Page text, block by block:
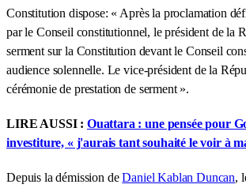
Constitution dispose: « Après la proclamation
par le Conseil constitutionnel, le président de la
serment sur la Constitution devant le Conseil
audience solennelle. Le vice-président de la
cérémonie de prestation de serment ».
LIRE AUSSI : Ouattara : une pensée pour
investiture, « j'aurais tant souhaité le voir à
Depuis la démission deDaniel Kablan Duncan,